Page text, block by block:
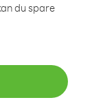
du spare